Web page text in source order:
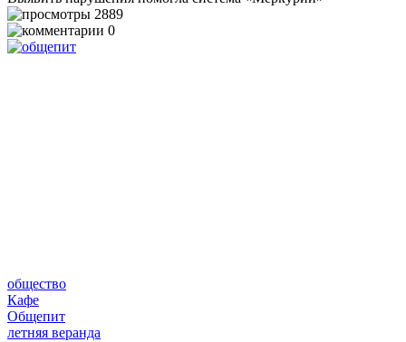
2889
0
общество
Кафе
Общепит
летняя веранда